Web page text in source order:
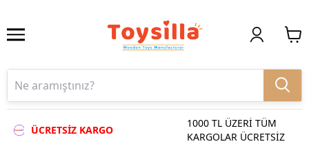
ÜCRETSİZ KARGO
1000 TL ÜZERİ TÜM
KARGOLAR ÜCRETSİZ